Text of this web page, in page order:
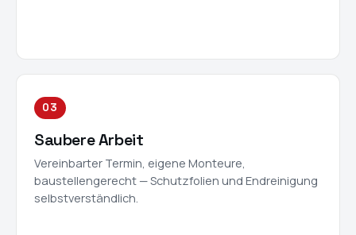
03
Saubere Arbeit
Vereinbarter Termin, eigene Monteure,
baustellengerecht — Schutzfolien und Endreinigung
selbstverständlich.